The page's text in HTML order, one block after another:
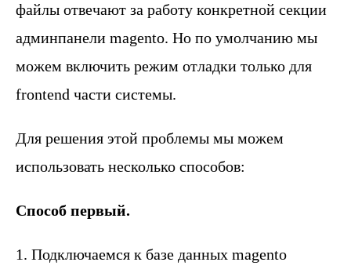
файлы отвечают за работу конкретной секции
админпанели magento. Но по умолчанию мы
можем включить режим отладки только для
frontend части системы.
Для решения этой проблемы мы можем
использовать несколько способов:
Способ первый.
1. Подключаемся к базе данных magento